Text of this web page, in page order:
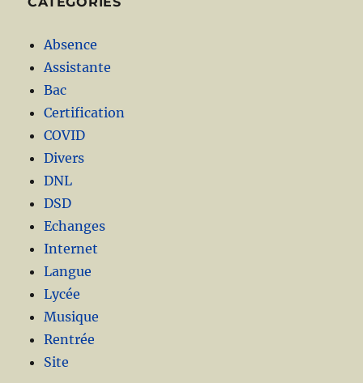
Absence
Assistante
Bac
Certification
COVID
Divers
DNL
DSD
Echanges
Internet
Langue
Lycée
Musique
Rentrée
Site